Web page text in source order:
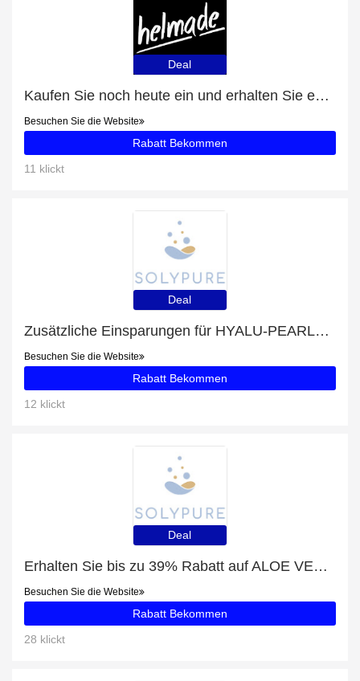
Deal
Kaufen Sie noch heute ein und erhalten Sie exklusive Angebote
Besuchen Sie die Website
Rabatt Bekommen
11 klickt
Deal
Zusätzliche Einsparungen für HYALU-PEARLS Peeling Serum 10% plus zusätzliche 65-Angebote
Besuchen Sie die Website
Rabatt Bekommen
12 klickt
Deal
Erhalten Sie bis zu 39% Rabatt auf ALOE VERA Gel
Besuchen Sie die Website
Rabatt Bekommen
28 klickt